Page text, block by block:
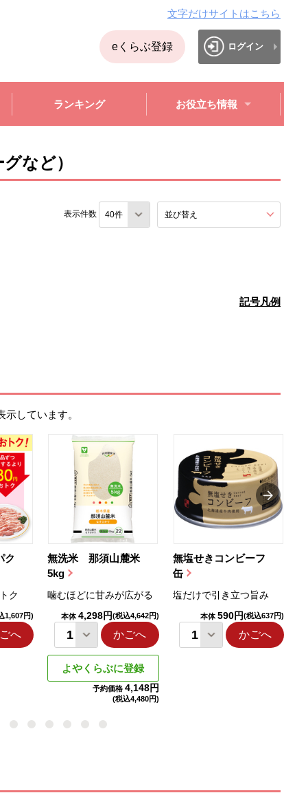
文字だけサイトはこちら
eくらぶ登録 ログイン
ランキング お役立ち情報
など）
表示件数 並び替え
記号凡例
しています。
ク
ク
1,607円)
へ
無洗米 那須山麓米
5kg
噛むほどに甘みが広がる
本体 4,298円(税込4,642円)
かごへ
よやくらぶに登録
予約価格 4,148円
(税込4,480円)
無塩せきコンビーフ
缶
塩だけで引き立つ旨み
本体 590円(税込637円)
かごへ